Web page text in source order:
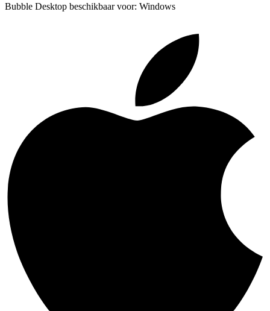
Bubble Desktop beschikbaar voor: Windows